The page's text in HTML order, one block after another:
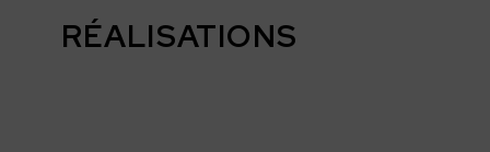
RÉALISATIONS